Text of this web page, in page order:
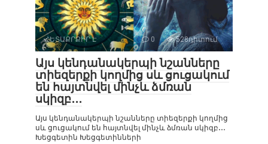
ՀԵՏԱՔՐՔԻՐ Է 0 528դիտում
Այս կենդանակերպի նշանները
տիեզերքի կողմից սև ցուցակում
են հայտնվել մինչև ձմռան
սկիզբ․․․
Այս կենդանակերպի նշանները տիեզերքի կողմից
սև ցուցակում են հայտնվել մինչև ձմռան սկիզբ․․․
Խեցգետին Խեցգետինների